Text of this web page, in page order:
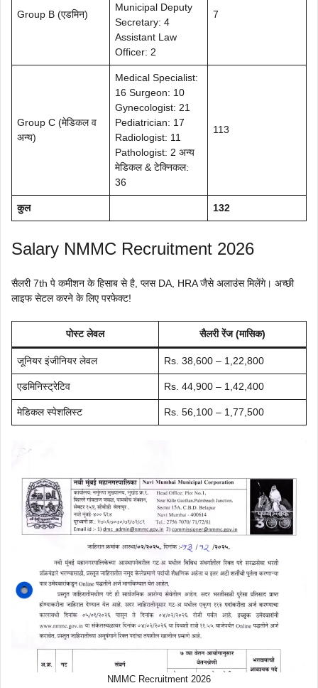
Group B (एडमिन)
Municipal Deputy
Secretary: 4
Assistant Law
Officer: 2
7
Group C (मेडिकल व
अन्य)
Medical Specialist:
16 Surgeon: 10
Gynecologist: 21
Pediatrician: 17
Radiologist: 11
Pathologist: 2 अन्य
मेडिकल & टेक्निकल:
36
113
कुल 132
Salary NMMC Recruitment 2026
सैलरी 7th पे कमीशन के हिसाब से है, प्लस DA, HRA जैसे अलाउंस मिलेंगे। अच्छी
लाइफ सेटल करने के लिए परफेक्ट!
पोस्ट लेवल सैलरी रेंज (मासिक)
जूनियर इंजीनियर लेवल Rs. 38,600 – 1,22,800
एडमिनिस्ट्रेटिव Rs. 44,900 – 1,42,400
मेडिकल स्पेशलिस्ट Rs. 56,100 – 1,77,500
NMMC Recruitment 2026